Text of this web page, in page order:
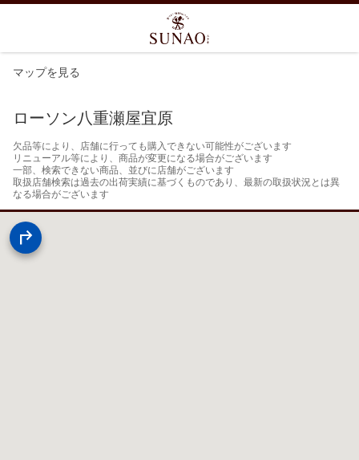
マップを見る
ローソン八重瀬屋宜原
欠品等により、店舗に行っても購入できない可能性がございます
リニューアル等により、商品が変更になる場合がございます
一部、検索できない商品、並びに店舗がございます
取扱店舗検索は過去の出荷実績に基づくものであり、最新の取扱状況とは異
なる場合がございます